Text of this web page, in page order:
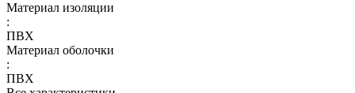
Материал изоляции
:
ПВХ
Материал оболочки
:
ПВХ